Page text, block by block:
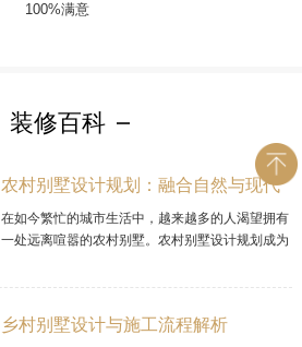
100%满意
装修百科
农村别墅设计规划：融合自然与现代
的理想家居
在如今繁忙的城市生活中，越来越多的人渴望拥有
一处远离喧嚣的农村别墅。农村别墅设计规划成为
乡村别墅设计与施工流程解析